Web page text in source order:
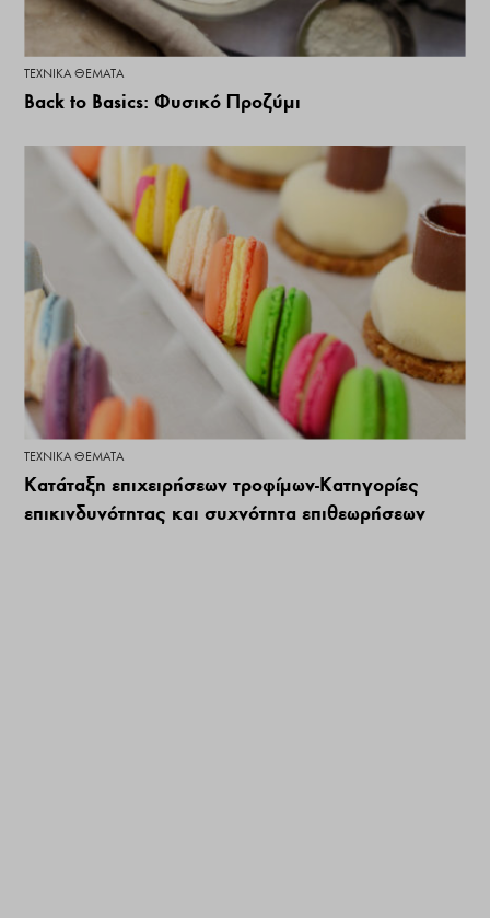
ΤΕΧΝΙΚΆ ΘΈΜΑΤΑ
Back to Basics: Φυσικό Προζύμι
ΤΕΧΝΙΚΆ ΘΈΜΑΤΑ
Κατάταξη επιχειρήσεων τροφίμων-Κατηγορίες
επικινδυνότητας και συχνότητα επιθεωρήσεων